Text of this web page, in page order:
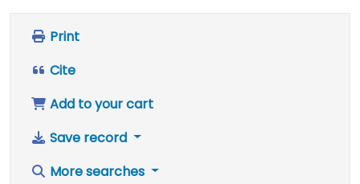
Print
Cite
Add to your cart
Save record
More searches